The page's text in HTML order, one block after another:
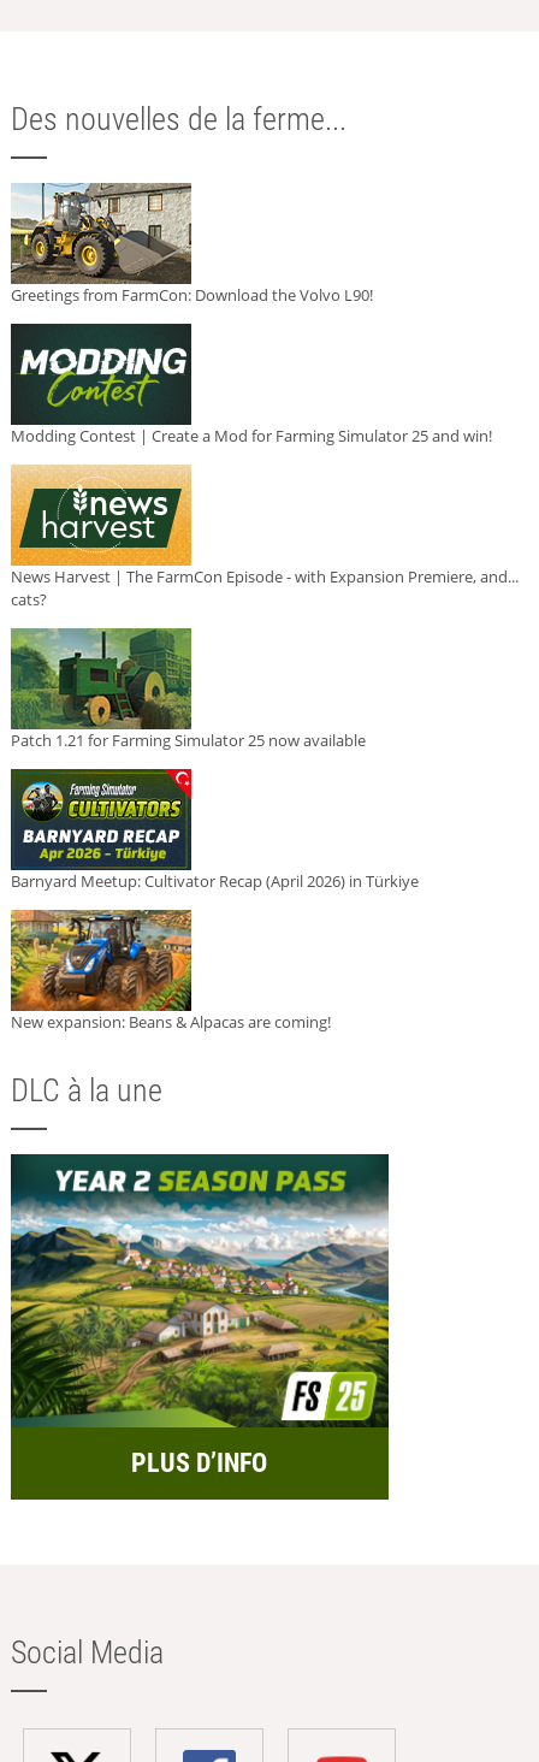
Des nouvelles de la ferme...
Greetings from FarmCon: Download the Volvo L90!
Modding Contest | Create a Mod for Farming Simulator 25 and win!
News Harvest | The FarmCon Episode - with Expansion Premiere, and...
cats?
Patch 1.21 for Farming Simulator 25 now available
Barnyard Meetup: Cultivator Recap (April 2026) in Türkiye
New expansion: Beans & Alpacas are coming!
DLC à la une
PLUS D’INFO
Social Media